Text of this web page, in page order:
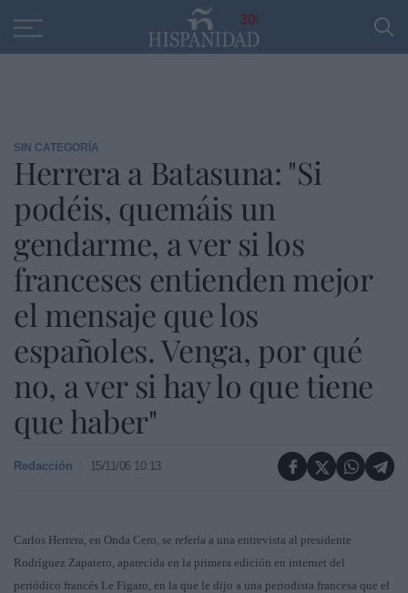
30
SIN CATEGORÍA
Herrera a Batasuna: "Si
podéis, quemáis un
gendarme, a ver si los
franceses entienden mejor
el mensaje que los
españoles. Venga, por qué
no, a ver si hay lo que tiene
que haber"
Redacción 15/11/06 10:13
Carlos Herrera, en Onda Cero, se refería a una entrevista al presidente
Rodríguez Zapatero, aparecida en la primera edición en internet del
periódico francés Le Figaro, en la que le dijo a una periodista francesa que el